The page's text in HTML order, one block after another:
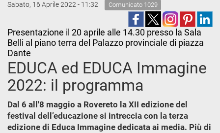
Sabato, 16 Aprile 2022 - 11:32 Comunicato 1029
Presentazione il 20 aprile alle 14.30 presso la Sala
Belli al piano terra del Palazzo provinciale di piazza
Dante
EDUCA ed EDUCA Immagine
2022: il programma
Dal 6 all'8 maggio a Rovereto la XII edizione del
festival dell’educazione si intreccia con la terza
edizione di Educa Immagine dedicata ai media. Più di